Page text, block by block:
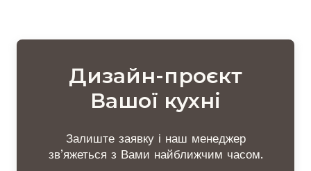
Дизайн-проєкт
Вашої кухні
Залиште заявку і наш менеджер
зв’яжеться з Вами найближчим часом.